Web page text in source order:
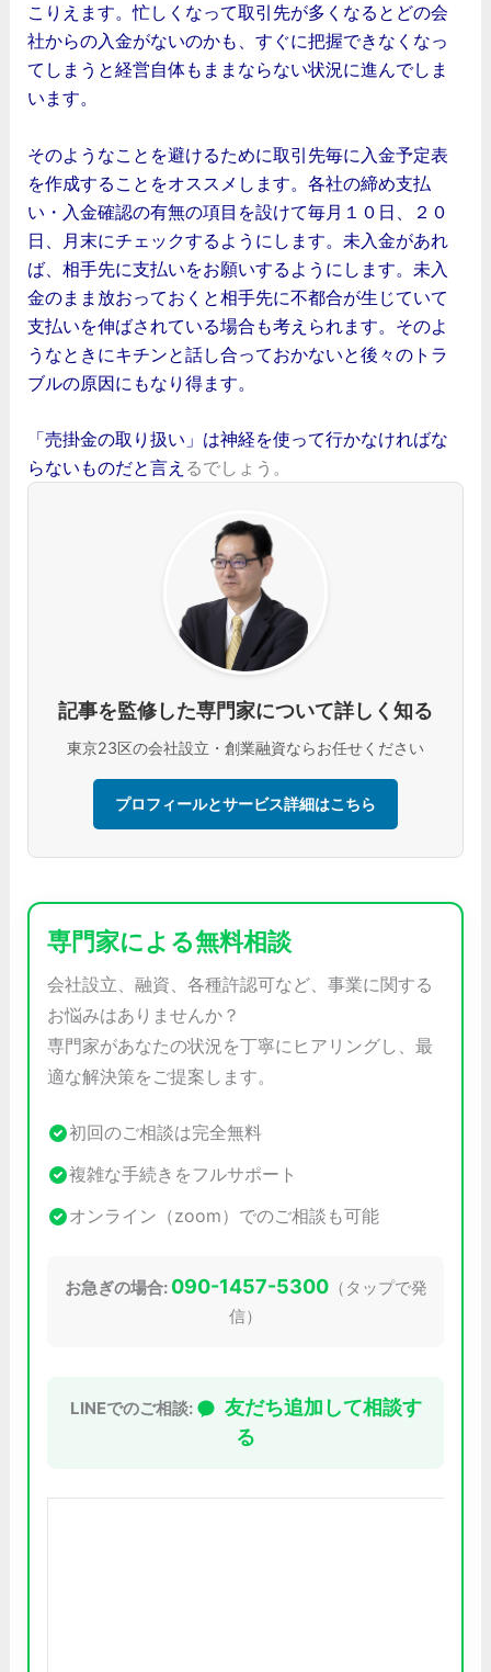
こりえます。忙しくなって取引先が多くなるとどの会
社からの入金がないのかも、すぐに把握できなくなっ
てしまうと経営自体もままならない状況に進んでしま
います。
そのようなことを避けるために取引先毎に入金予定表
を作成することをオススメします。各社の締め支払
い・入金確認の有無の項目を設けて毎月１０日、２０
日、月末にチェックするようにします。未入金があれ
ば、相手先に支払いをお願いするようにします。未入
金のまま放おっておくと相手先に不都合が生じていて
支払いを伸ばされている場合も考えられます。そのよ
うなときにキチンと話し合っておかないと後々のトラ
ブルの原因にもなり得ます。
「売掛金の取り扱い」は神経を使って行かなければな
らないものだと言え るでしょう。
記事を監修した専門家について詳しく知る
東京23区の会社設立・創業融資ならお任せください
プロフィールとサービス詳細はこちら
専門家による無料相談
会社設立、融資、各種許認可など、事業に関する
お悩みはありませんか？
専門家があなたの状況を丁寧にヒアリングし、最
適な解決策をご提案します。
初回のご相談は完全無料
複雑な手続きをフルサポート
オンライン（zoom）でのご相談も可能
お急ぎの場合: 090-1457-5300（タップで発
信）
LINEでのご相談:
友だち追加して相談す
る